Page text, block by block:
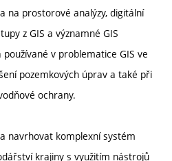
na prostorové analýzy, digitální
z GIS a významné GIS
v problematice GIS ve
pozemkových úprav a také při
ochrany.
navrhovat komplexní systém
krajiny s využitím nástrojů